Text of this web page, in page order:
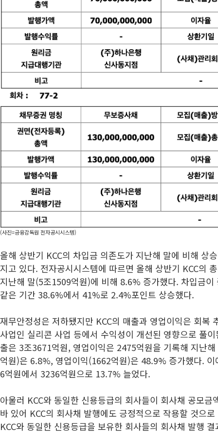
(사진=금융감독원 전자공시시스템)
올해 상반기 KCC의 차입금 의존도가 지난해 말에 비해 상
지고 있다. 전자공시시스템에 따르면 올해 상반기 KCC의
지난해 말(5조1509억원)에 비해 8.6% 증가했다. 차입금이
같은 기간 38.6%에서 41%로 2.4%포인트 상승했다.
재무안정성은 저하됐지만 KCC의 매출과 영업이익은 회복
사업인 실리콘 사업 등에서 수익성이 개선된 영향으로 풀
출은 3조3671억원, 영업이익은 2475억원을 기록해 지난
억원)은 6.8%, 영업이익(1662억원)은 48.9% 증가했다.
6억원에서 3236억원으로 13.7% 늘었다.
아울러 KCC와 동일한 신용등급의 회사들이 회사채 공모금
바 있어 KCC의 회사채 발행에도 긍정적으로 작용할 것으
KCC와 동일한 신용등급을 보유한 회사들의 회사채 발행